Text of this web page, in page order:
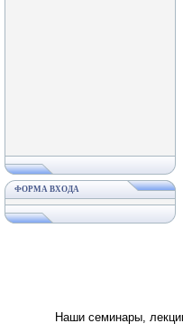
ФОРМА ВХОДА
Наши семинары,